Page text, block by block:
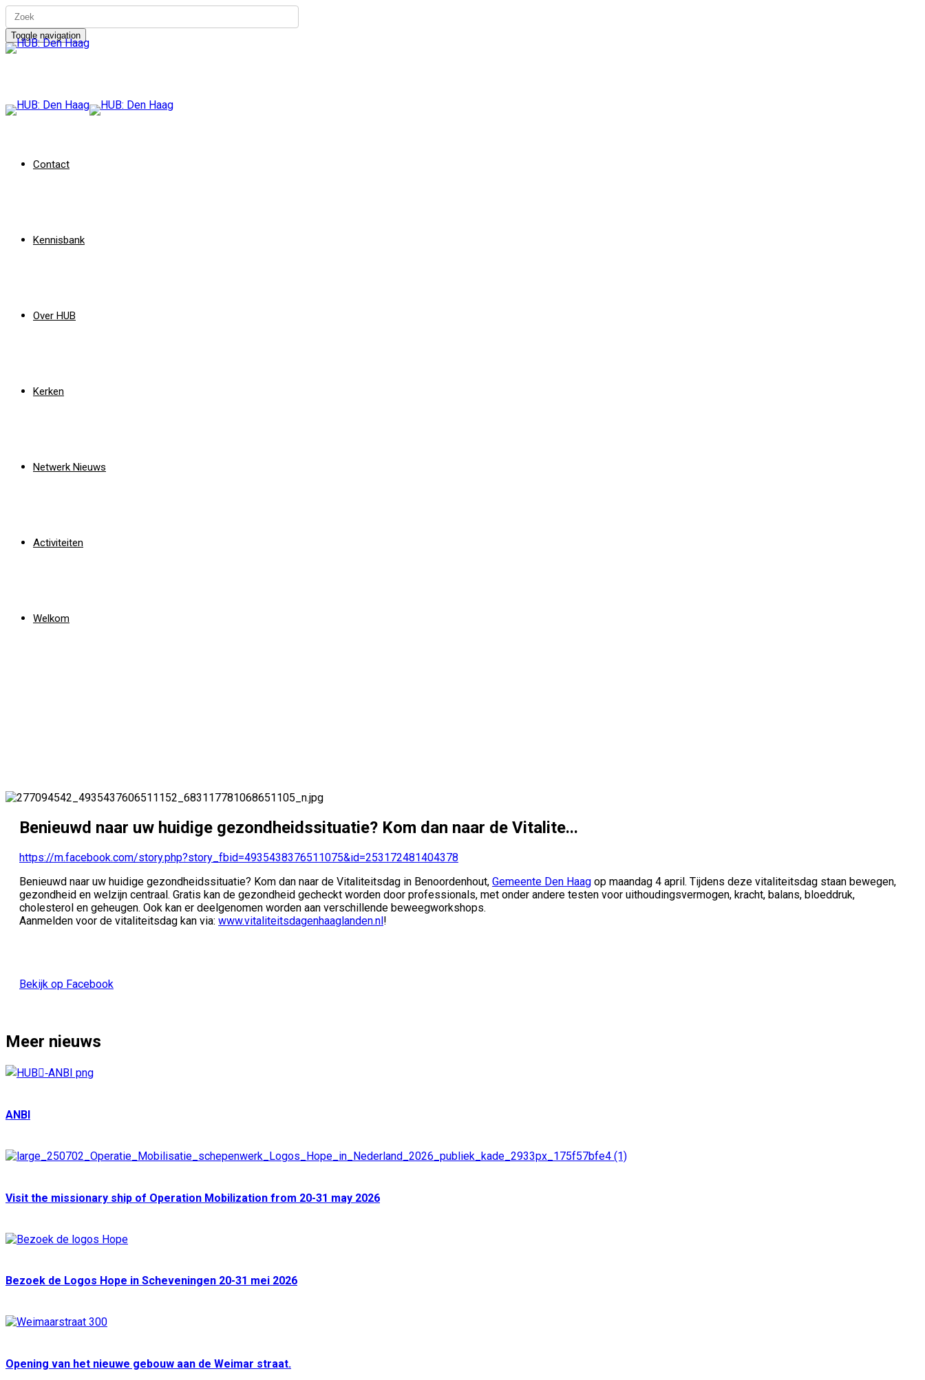
Toggle navigation
Contact
Kennisbank
Over HUB
Kerken
Netwerk Nieuws
Activiteiten
Welkom
Benieuwd naar uw huidige gezondheidssituatie? Kom dan naar de Vitalite...
https://m.facebook.com/story.php?story_fbid=4935438376511075&id=253172481404378
Benieuwd naar uw huidige gezondheidssituatie? Kom dan naar de Vitaliteitsdag in Benoordenhout, Gemeente Den Haag op maandag 4 april. Tijdens deze vitaliteitsdag staan bewegen,
gezondheid en welzijn centraal. Gratis kan de gezondheid gecheckt worden door professionals, met onder andere testen voor uithoudingsvermogen, kracht, balans, bloeddruk,
cholesterol en geheugen. Ook kan er deelgenomen worden aan verschillende beweegworkshops.
Aanmelden voor de vitaliteitsdag kan via: www.vitaliteitsdagenhaaglanden.nl!
Bekijk op Facebook
Meer nieuws
ANBI
Visit the missionary ship of Operation Mobilization from 20-31 may 2026
Bezoek de Logos Hope in Scheveningen 20-31 mei 2026
Opening van het nieuwe gebouw aan de Weimar straat.